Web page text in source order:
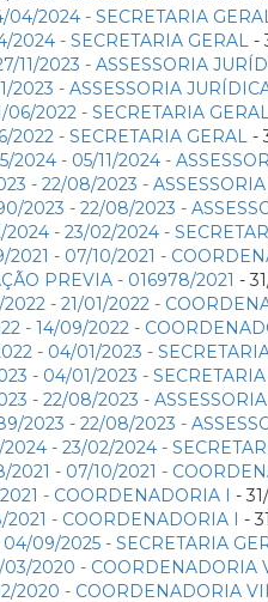
04/2024 - SECRETARIA
2024 - SECRETARIA GERAL -
11/2023 - ASSESSORIA
2023 - ASSESSORIA
06/2022 - SECRETARIA
2022 - SECRETARIA GERAL -
2024 - 05/11/2024 -
- 22/08/2023 -
2023 - 22/08/2023 -
2024 - 23/02/2024 -
2021 - 07/10/2021 -
PREVIA - 016978/2021 -
2022 - 21/01/2022 -
- 14/09/2022 -
- 04/01/2023 -
- 04/01/2023 -
- 22/08/2023 -
2023 - 22/08/2023 -
2024 - 23/02/2024 -
2021 - 07/10/2021 -
- COORDENADORIA I -
- COORDENADORIA I -
09/2025 - SECRETARIA
2020 - COORDENADORIA
2020 - COORDENADORIA VII